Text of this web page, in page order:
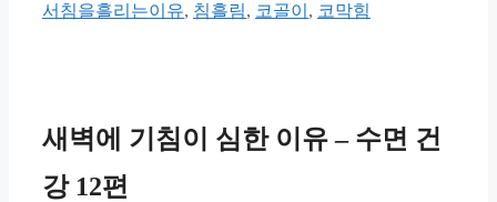
서침을흘리는이유, 침흘림, 코골이 , 코막힘
새벽에 기침이 심한 이유 – 수면 건
강 12편